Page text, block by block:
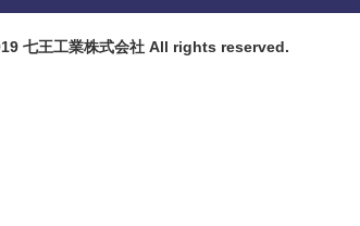
七王工業株式会社All rights reserved.